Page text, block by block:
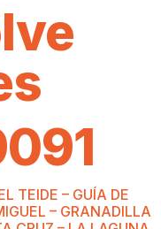
TEIDE – GUÍA DE
– GRANADILLA